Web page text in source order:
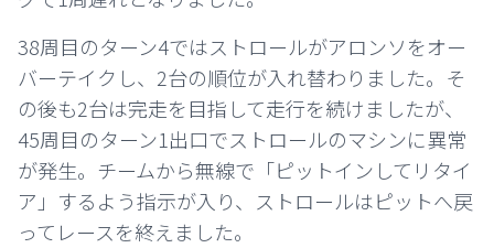
38周目のターン4ではストロールがアロンソをオー
バーテイクし、2台の順位が入れ替わりました。そ
の後も2台は完走を目指して走行を続けましたが、
45周目のターン1出口でストロールのマシンに異常
が発生。チームから無線で「ピットインしてリタイ
ア」するよう指示が入り、ストロールはピットへ戻
ってレースを終えました。